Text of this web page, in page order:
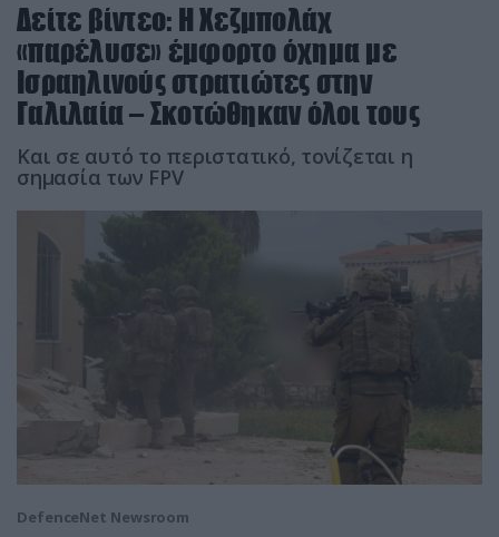
Δείτε βίντεο: Η Χεζμπολάχ
«παρέλυσε» έμφορτο όχημα με
Ισραηλινούς στρατιώτες στην
Γαλιλαία – Σκοτώθηκαν όλοι τους
Και σε αυτό το περιστατικό, τονίζεται η
σημασία των FPV
DefenceNet Newsroom